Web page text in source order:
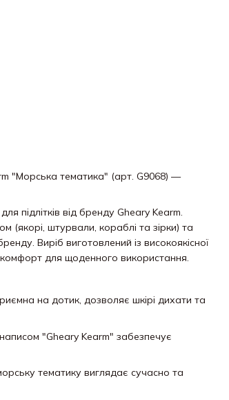
"Морська тематика" (арт. G9068) —
підлітків від бренду Gheary Kearm.
(якорі, штурвали, кораблі та зірки) та
Виріб виготовлений із високоякісної
для щоденного використання.
на дотик, дозволяє шкірі дихати та
"Gheary Kearm" забезпечує
тематику виглядає сучасно та